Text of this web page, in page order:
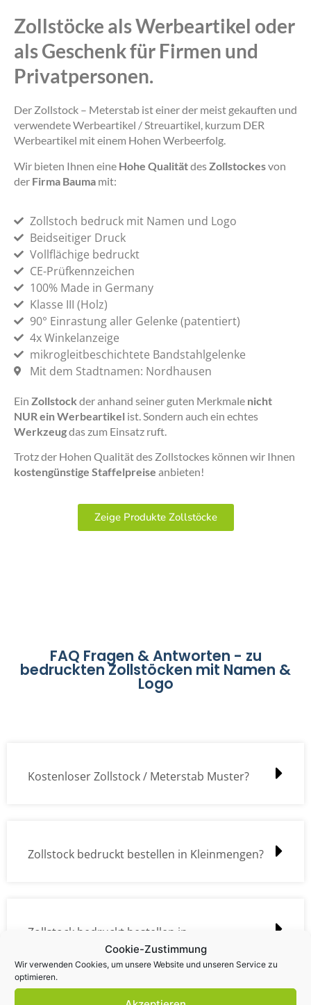
Cookie-Zustimmung
Wir verwenden Cookies, um unsere Website und unseren Service zu
optimieren.
Zollstöcke als Werbeartikel oder
als Geschenk für Firmen und
Privatpersonen.
Der Zollstock – Meterstab ist einer der meist gekauften und
verwendete Werbeartikel / Streuartikel, kurzum DER
Werbeartikel mit einem Hohen Werbeerfolg.
Wir bieten Ihnen eine Hohe Qualitätdes Zollstockesvon
der Firma Bauma mit:
Zollstoch bedruck mit Namen und Logo
Beidseitiger Druck
Vollflächige bedruckt
CE-Prüfkennzeichen
100% Made in Germany
Klasse III (Holz)
90° Einrastung aller Gelenke (patentiert)
4x Winkelanzeige
mikrogleitbeschichtete Bandstahlgelenke
Mit dem Stadtnamen: Nordhausen
Ein Zollstock der anhand seiner guten Merkmale nicht
NUR ein Werbeartikel ist. Sondern auch ein echtes
Werkzeugdas zum Einsatz ruft.
Trotz der Hohen Qualität des Zollstockes können wir Ihnen
kostengünstige Staffelpreise anbieten!
Zeige Produkte Zollstöcke
FAQ Fragen & Antworten - zu
bedruckten Zollstöcken mit Namen &
Logo
Kostenloser Zollstock / Meterstab Muster?
Zollstock bedruckt bestellen in Kleinmengen?
Zollstock bedruckt bestellen in